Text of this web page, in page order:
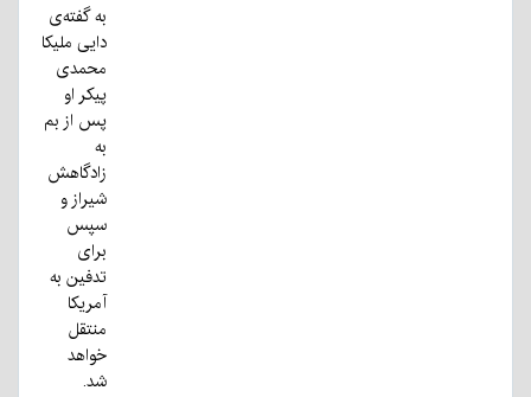
به گفته‌ی
دایی ملیکا
محمدی
پیکر او
پس از بم
به
زادگاهش
شیراز و
سپس
برای
تدفین به
آمریکا
منتقل
خواهد
شد.